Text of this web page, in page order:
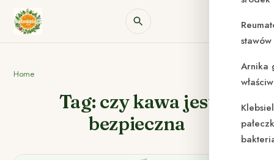
Arnika
Home
Tag: czy kawa jest
bezpieczna